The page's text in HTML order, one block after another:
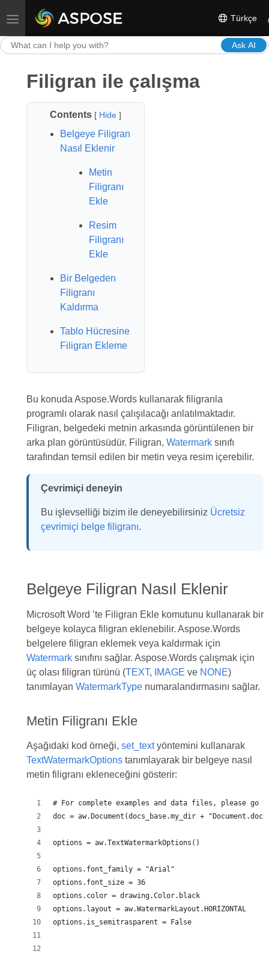
Toggle navigation Türkçe
Ask AI
Filigran ile çalışma
Contents [ Hide]
Belgeye Filigran
Nasıl Eklenir
Metin
Filigranı
Ekle
Resim
Filigranı
Ekle
Bir Belgeden
Filigranı
Kaldırma
Tablo Hücresine
Filigran Ekleme
Bu konuda Aspose.Words kullanarak filigranla
programlı olarak nasıl çalışılacağı anlatılmaktadır.
Filigran, belgedeki metnin arkasında görüntülenen bir
arka plan görüntüsüdür. Filigran, Watermarksınıfı
tarafından temsil edilen bir metin veya resim içerebilir.
Çevrimiçi deneyin
Bu işlevselliği bizim ile deneyebilirsiniz Ücretsiz
çevrimiçi belge filigranı.
Belgeye Filigran Nasıl Eklenir
Microsoft Word ’te Filigran Ekle komutunu kullanarak bir
belgeye kolayca filigran eklenebilir. Aspose.Words
belgelere filigran eklemek veya kaldırmak için
Watermarksınıfını sağlar. Aspose.Words çalışmak için
üç olası filigran türünü (TEXT, IMAGE ve NONE)
tanımlayan WatermarkTypenumaralandırmasını sağlar.
Metin Filigranı Ekle
Aşağıdaki kod örneği, set_textyöntemini kullanarak
TextWatermarkOptionstanımlayarak bir belgeye nasıl
metin filigranı ekleneceğini gösterir:
# For complete examples and data files, please go
doc = aw.Document(docs_base.my_dir +
options = aw.TextWatermarkOptions()
options.font_family = "Arial"
options.font_size = 36
options.color = drawing.Color.black
options.layout = aw.WatermarkLayout.HORIZONTAL
options.is_semitrasparent = False